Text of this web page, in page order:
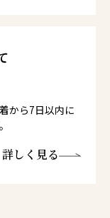
から7日以内に
詳しく見る